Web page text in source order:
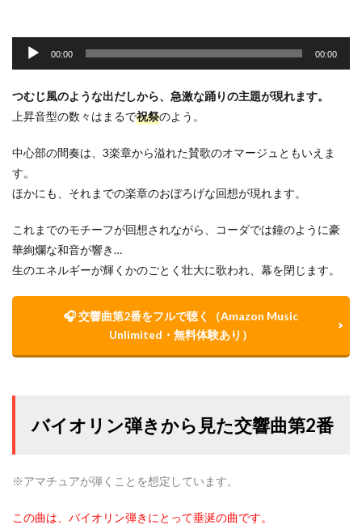
プ
レ
ー
ー
00:00 00:00
つむじ風のような出だしから、急激な踊りの主題が現れます。
上昇音型の数々はまるで祝祭のよう。
中心部の間奏は、3楽章から溢れた賛歌のオマージュともいえま
す。
ほかにも、それまでの楽章のおぼろげな回想が現れます。
これまでのモチーフが回想されながら、コーダでは鐘のように豪
華絢爛な和音が響き…
生のエネルギーが輝くかのごとく壮大に歌われ、幕を閉じます。
🎧交響曲第2番をフルで聴く（Amazon Music
Unlimited・無料体験あり）
バイオリン弾きから見た交響曲第2番
※アマチュアが弾くことを想定しています。
この曲は、バイオリン弾きにとって垂涎の曲です。